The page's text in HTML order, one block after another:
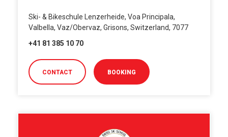
Ski- & Bikeschule Lenzerheide, Voa Principala,
Valbella, Vaz/Obervaz, Grisons, Switzerland, 7077
+41 81 385 10 70
CONTACT BOOKING